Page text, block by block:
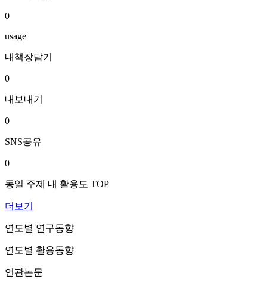
0
usage
내책장담기
0
내보내기
0
SNS공유
0
동일 주제 내 활용도 TOP
더보기
연도별 연구동향
연도별 활용동향
연관논문